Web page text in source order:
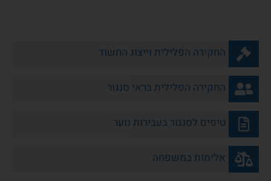
החקירה הפלילית וייצוג החשוד
החקירה הפלילית בראי סנגור
טיפים לסנגור בעבירות נוער
אלימות במשפחה